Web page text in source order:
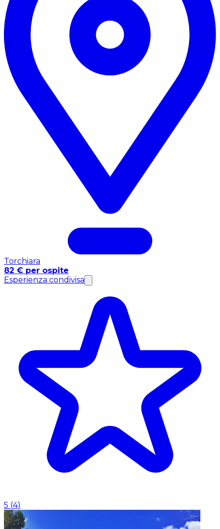
Torchiara
82 € per ospite
Esperienza condivisa
5 (4)